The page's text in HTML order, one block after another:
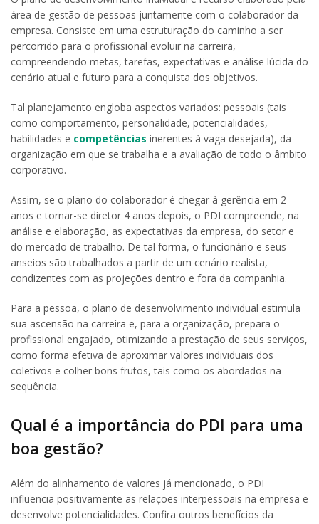
área de gestão de pessoas juntamente com o colaborador da
empresa. Consiste em uma estruturação do caminho a ser
percorrido para o profissional evoluir na carreira,
compreendendo metas, tarefas, expectativas e análise lúcida do
cenário atual e futuro para a conquista dos objetivos.
Tal planejamento engloba aspectos variados: pessoais (tais
como comportamento, personalidade, potencialidades,
habilidades e competências inerentes à vaga desejada), da
organização em que se trabalha e a avaliação de todo o âmbito
corporativo.
Assim, se o plano do colaborador é chegar à gerência em 2
anos e tornar-se diretor 4 anos depois, o PDI compreende, na
análise e elaboração, as expectativas da empresa, do setor e
do mercado de trabalho. De tal forma, o funcionário e seus
anseios são trabalhados a partir de um cenário realista,
condizentes com as projeções dentro e fora da companhia.
Para a pessoa, o plano de desenvolvimento individual estimula
sua ascensão na carreira e, para a organização, prepara o
profissional engajado, otimizando a prestação de seus serviços,
como forma efetiva de aproximar valores individuais dos
coletivos e colher bons frutos, tais como os abordados na
sequência.
Qual é a importância do PDI para uma
boa gestão?
Além do alinhamento de valores já mencionado, o PDI
influencia positivamente as relações interpessoais na empresa e
desenvolve potencialidades. Confira outros benefícios da